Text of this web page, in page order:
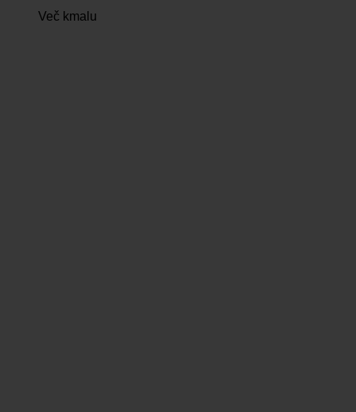
Več kmalu